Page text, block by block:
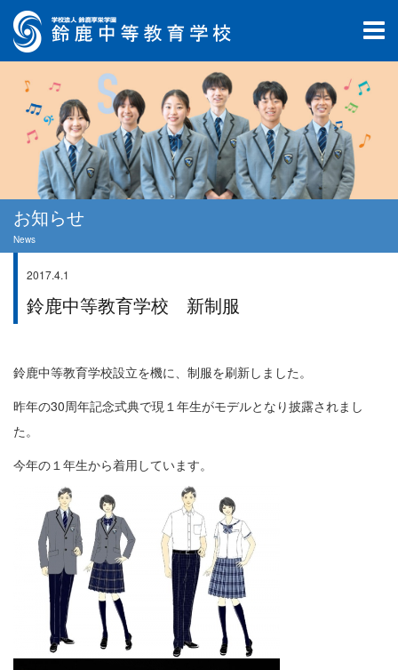
お知らせ
News
2017.4.1
鈴鹿中等教育学校 新制服
鈴鹿中等教育学校設立を機に、制服を刷新しました。
昨年の30周年記念式典で現１年生がモデルとなり披露されまし
た。
今年の１年生から着用しています。